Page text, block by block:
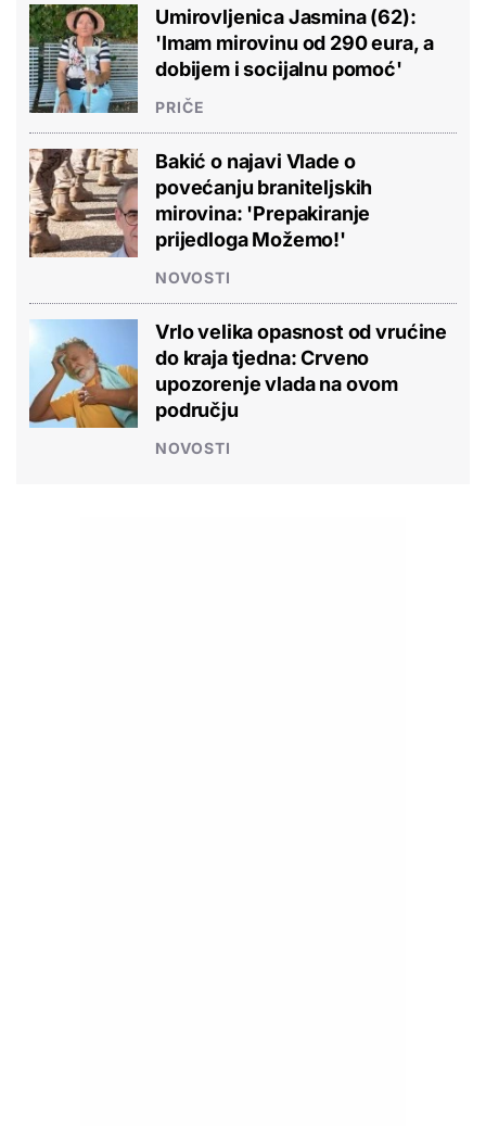
Umirovljenica Jasmina (62):
'Imam mirovinu od 290 eura, a
dobijem i socijalnu pomoć'
PRIČE
Bakić o najavi Vlade o
povećanju braniteljskih
mirovina: 'Prepakiranje
prijedloga Možemo!'
NOVOSTI
Vrlo velika opasnost od vrućine
do kraja tjedna: Crveno
upozorenje vlada na ovom
području
NOVOSTI